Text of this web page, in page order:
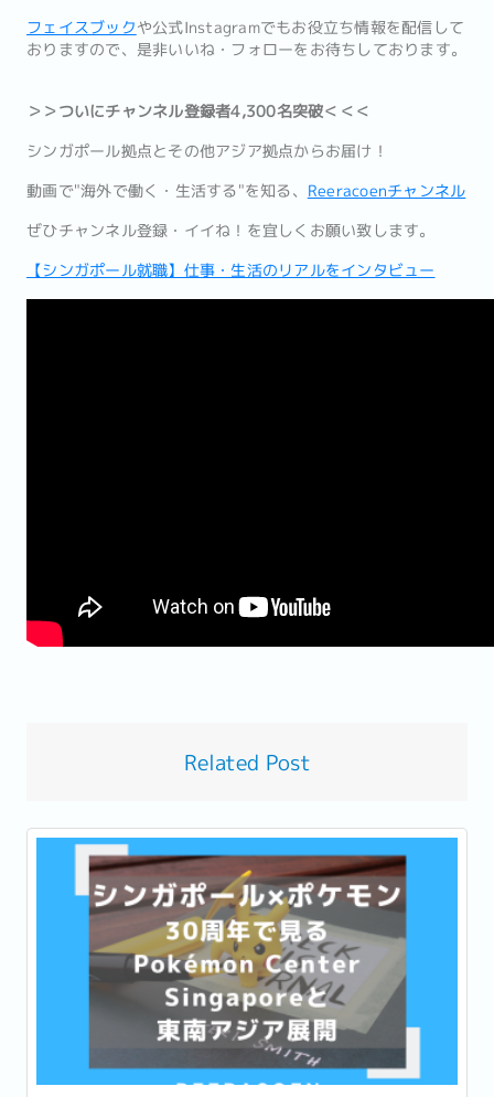
フェイスブックや公式Instagramでもお役立ち情報を配信して
おりますので、是非いいね・フォローをお待ちしております。
＞＞ついにチャンネル登録者4,300名突破＜＜＜
シンガポール拠点とその他アジア拠点からお届け！
動画で"海外で働く・生活する"を知る、 Reeracoenチャンネル
ぜひチャンネル登録・イイね！を宜しくお願い致します。
【シンガポール就職】仕事・生活のリアルをインタビュー
Related Post